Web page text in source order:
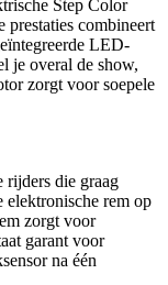
Step Color
prestaties combineert
LED-
je overal de show,
zorgt voor soepele
die graag
rem op
zorgt voor
garant voor
na één